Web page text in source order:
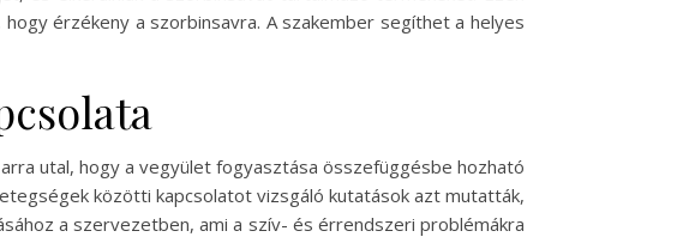
érzékeny a szorbinsavra. A szakember segíthet a helyes
utal, hogy a vegyület fogyasztása összefüggésbe hozható
közötti kapcsolatot vizsgáló kutatások azt mutatták,
a szervezetben, ami a szív- és érrendszeri problémákra